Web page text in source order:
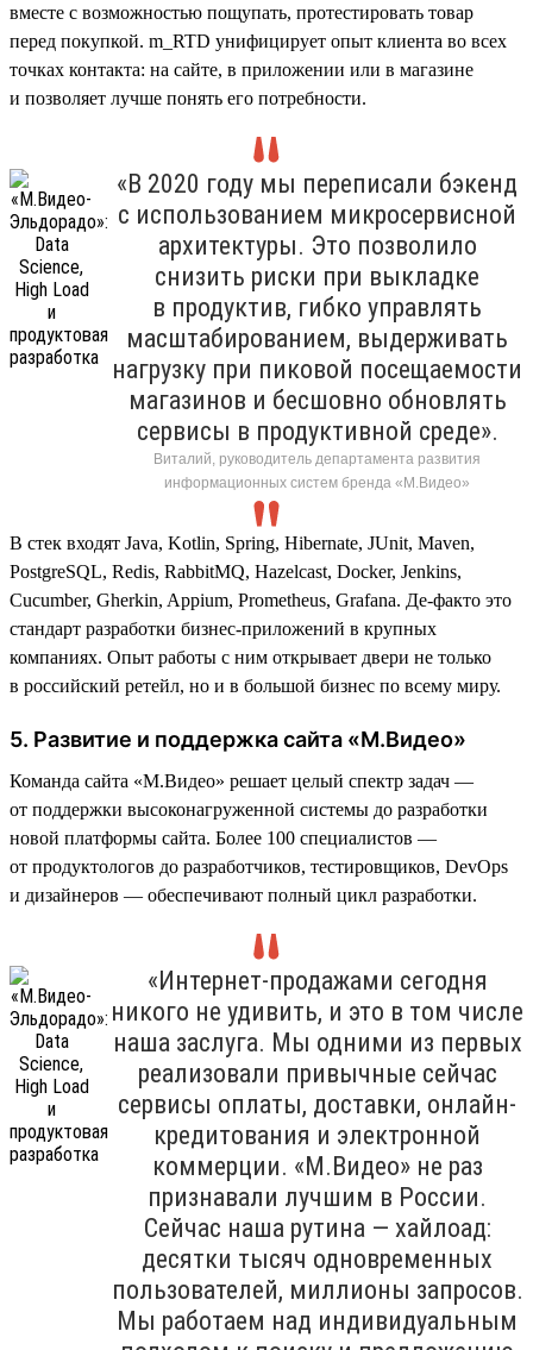
вместе с возможностью пощупать, протестировать товар
перед покупкой. m_RTD унифицирует опыт клиента во всех
точках контакта: на сайте, в приложении или в магазине
и позволяет лучше понять его потребности.
«В 2020 году мы переписали бэкенд
с использованием микросервисной
архитектуры. Это позволило
снизить риски при выкладке
в продуктив, гибко управлять
масштабированием, выдерживать
нагрузку при пиковой посещаемости
магазинов и бесшовно обновлять
сервисы в продуктивной среде».
Виталий, руководитель департамента развития
информационных систем бренда «М.Видео»
В стек входят Java, Kotlin, Spring, Hibernate, JUnit, Maven,
PostgreSQL, Redis, RabbitMQ, Hazelcast, Docker, Jenkins,
Cucumber, Gherkin, Appium, Prometheus, Grafana. Де-факто это
стандарт разработки бизнес-приложений в крупных
компаниях. Опыт работы с ним открывает двери не только
в российский ретейл, но и в большой бизнес по всему миру.
5. Развитие и поддержка сайта «М.Видео»
Команда сайта «М.Видео» решает целый спектр задач —
от поддержки высоконагруженной системы до разработки
новой платформы сайта. Более 100 специалистов —
от продуктологов до разработчиков, тестировщиков, DevOps
и дизайнеров — обеспечивают полный цикл разработки.
«Интернет-продажами сегодня
никого не удивить, и это в том числе
наша заслуга. Мы одними из первых
реализовали привычные сейчас
сервисы оплаты, доставки, онлайн-
кредитования и электронной
коммерции. «М.Видео» не раз
признавали лучшим в России.
Сейчас наша рутина — хайлоад:
десятки тысяч одновременных
пользователей, миллионы запросов.
Мы работаем над индивидуальным